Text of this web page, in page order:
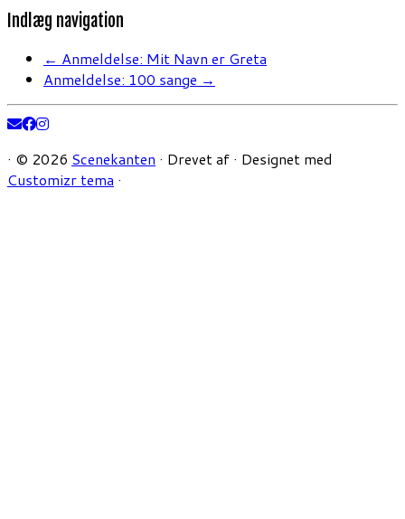
Indlæg navigation
← Anmeldelse: Mit Navn er Greta
Anmeldelse: 100 sange →
· © 2026 Scenekanten · Drevet af · Designet med
Customizr tema ·